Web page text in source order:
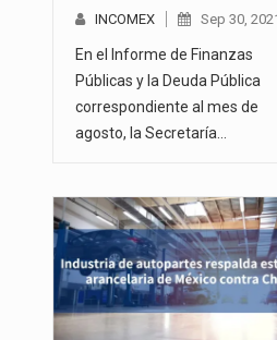
INCOMEX Sep 30,
En el Informe de Finanzas
Públicas y la Deuda Pública
correspondiente al mes de
agosto, la Secretaría…